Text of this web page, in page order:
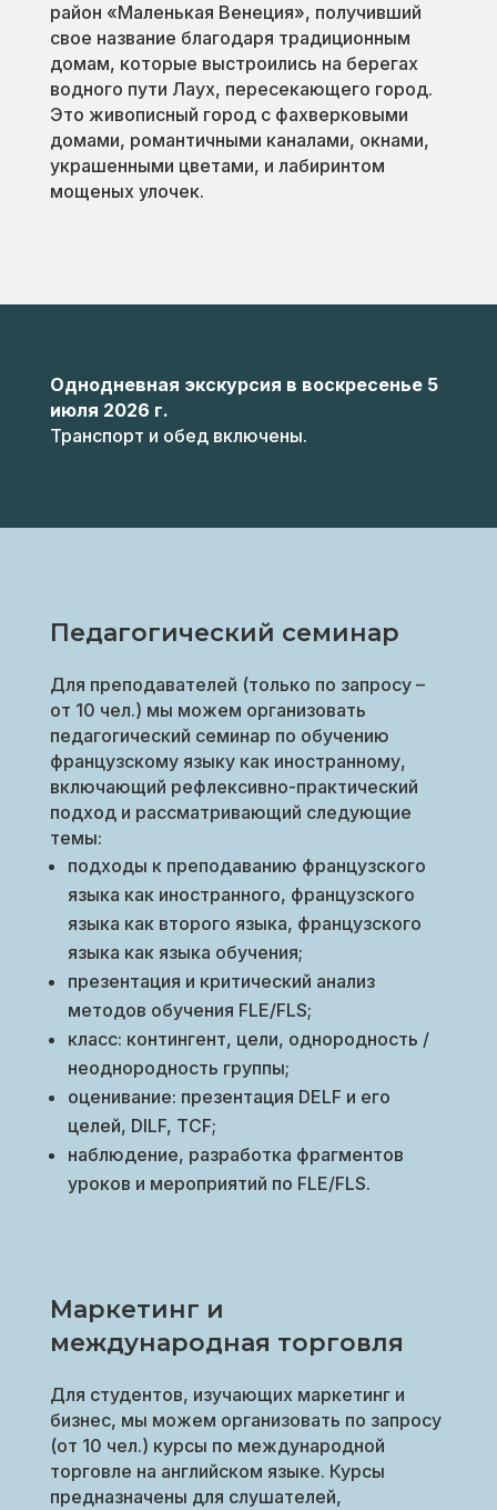
район «Маленькая Венеция», получивший
свое название благодаря традиционным
домам, которые выстроились на берегах
водного пути Лаух, пересекающего город.
Это живописный город с фахверковыми
домами, романтичными каналами, окнами,
украшенными цветами, и лабиринтом
мощеных улочек.
Однодневная экскурсия в воскресенье 5
июля 2026 г.
Транспорт и обед включены.
Педагогический семинар
Для преподавателей (только по запросу –
от 10 чел.) мы можем организовать
педагогический семинар по обучению
французскому языку как иностранному,
включающий рефлексивно-практический
подход и рассматривающий следующие
темы:
подходы к преподаванию французского
языка как иностранного, французского
языка как второго языка, французского
языка как языка обучения;
презентация и критический анализ
методов обучения FLE/FLS;
класс: контингент, цели, однородность /
неоднородность группы;
оценивание: презентация DELF и его
целей, DILF, TCF;
наблюдение, разработка фрагментов
уроков и мероприятий по FLE/FLS.
Маркетинг и
международная торговля
Для студентов, изучающих маркетинг и
бизнес, мы можем организовать по запросу
(от 10 чел.) курсы по международной
торговле на английском языке. Курсы
предназначены для слушателей,